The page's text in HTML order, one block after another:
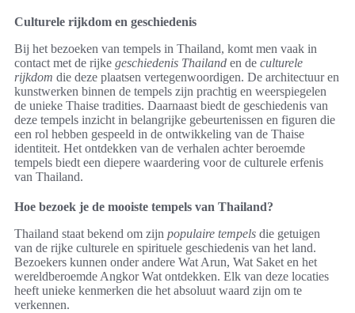
Culturele rijkdom en geschiedenis
Bij het bezoeken van tempels in Thailand, komt men vaak in
contact met de rijke geschiedenis Thailand en de culturele
rijkdom die deze plaatsen vertegenwoordigen. De architectuur en
kunstwerken binnen de tempels zijn prachtig en weerspiegelen
de unieke Thaise tradities. Daarnaast biedt de geschiedenis van
deze tempels inzicht in belangrijke gebeurtenissen en figuren die
een rol hebben gespeeld in de ontwikkeling van de Thaise
identiteit. Het ontdekken van de verhalen achter beroemde
tempels biedt een diepere waardering voor de culturele erfenis
van Thailand.
Hoe bezoek je de mooiste tempels van Thailand?
Thailand staat bekend om zijn populaire tempels die getuigen
van de rijke culturele en spirituele geschiedenis van het land.
Bezoekers kunnen onder andere Wat Arun, Wat Saket en het
wereldberoemde Angkor Wat ontdekken. Elk van deze locaties
heeft unieke kenmerken die het absoluut waard zijn om te
verkennen.